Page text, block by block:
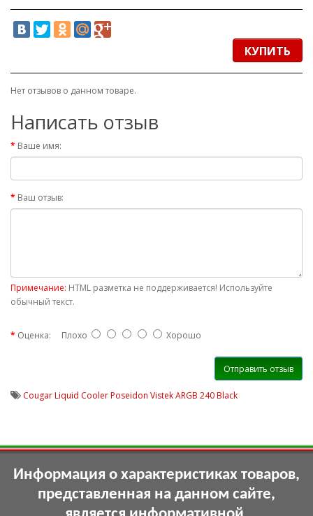
КУПИТЬ
Нет отзывов о данном товаре.
Написать отзыв
Ваше имя:
Ваш отзыв:
Примечание: HTML разметка не поддерживается! Используйте
обычный текст.
Оценка: Плохо Хорошо
Отправить отзыв
Cougar Liquid Cooler Poseidon Vistek ARGB 240 Black
Информация о характеристиках товаров,
представленная на данном сайте,